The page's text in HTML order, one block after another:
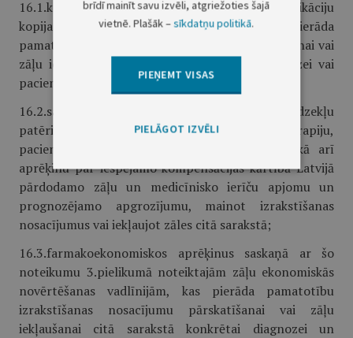
16.1.klīnisko pētījumu kopsavilkumu un publikāciju
kopijas, norādot atsauci uz avotu, kas pierāda
pamatotību izrakstīšanas nosacījumu pārskatīšanai vai
zāļu iekļaušanai citā sarakstā konkrētai diagnozei vai
pacientu mērķa grupai;
16.2.sagaidāmā kompensācijai piešķirto līdzekļu
patēriņa aprēķinu, ietverot salīdzinošo terapiju,
pacientu mērķa grupas un pacientu skaitu, kā arī
aprēķinu par iespējamo kompensācijas kārtībā Latvijā
pārdodamo zāļu un medicīnisko ierīču apjomu un
prognozējamo apgrozījumu, mainot izrakstīšanas
nosacījumus vai iekļaujot zāles citā sarakstā;
16.3.farmakoekonomiskos aprēķinus saskaņā ar šo
noteikumu 3.pielikumā noteiktajām zāļu ekonomiskās
novērtēšanas vadlīnijām, kas pierāda pamatotību
izrakstīšanas nosacījumu pārskatīšanai vai zāļu
iekļaušanai citā sarakstā konkrētai diagnozei un
brīdī mainīt savu izvēli, atgriežoties šajā
vietnē. Plašāk –sīkdatņu politikā.
PIEŅEMT VISAS
PIELĀGOT IZVĒLI